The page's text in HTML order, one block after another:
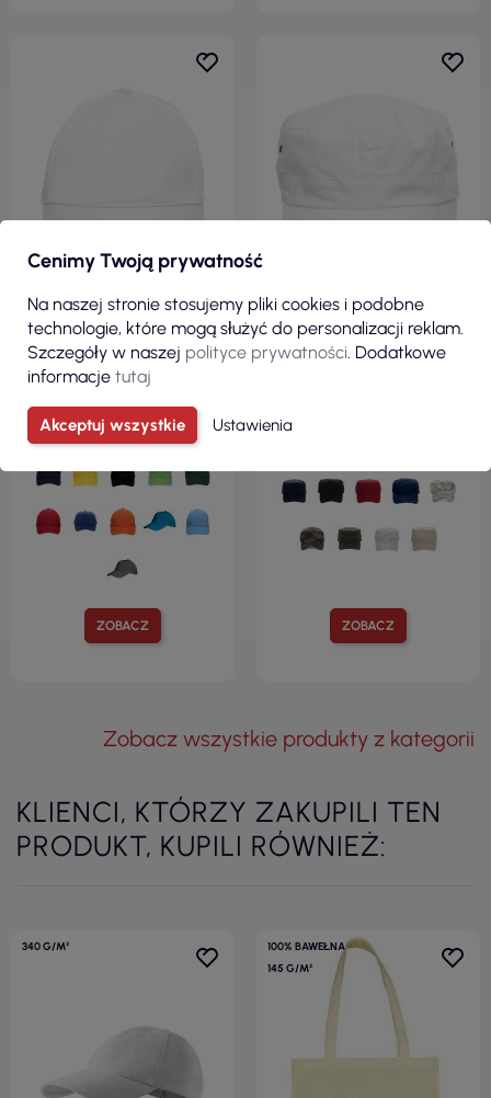
ZOBACZ
8,56 zł
( 10,53 zł brutto )
Czapka z daszkiem classic
biały Promostars
ZOBACZ
11,29 zł
army/ranger biały Crimson
Zobacz wszystkie produkty z kategorii
KLIENCI, KTÓRZY ZAKUPILI TEN
PRODUKT, KUPILI RÓWNIEŻ:
340 G/M²
100% BAWEŁNA
145 G/M²
Cenimy Twoją prywatność
Na naszej stronie stosujemy pliki cookies i podobne
technologie, które mogą służyć do personalizacji reklam.
Szczegóły w naszej polityce prywatności . Dodatkowe
informacje tutaj
Akceptuj wszystkie Ustawienia